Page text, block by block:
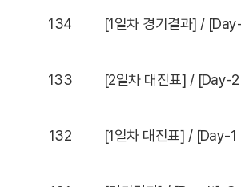
134 [1일차 경기결과] /
133
132